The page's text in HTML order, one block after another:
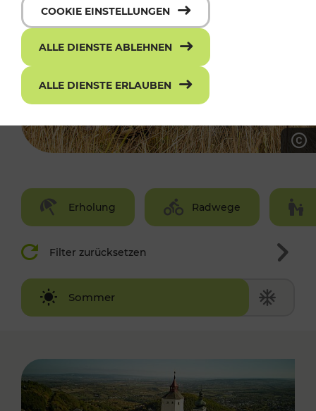
Erholung Radwege
Filter zurücksetzen
Sommer
Winter
COOKIE EINSTELLUNGEN
ALLE DIENSTE ABLEHNEN
ALLE DIENSTE ERLAUBEN